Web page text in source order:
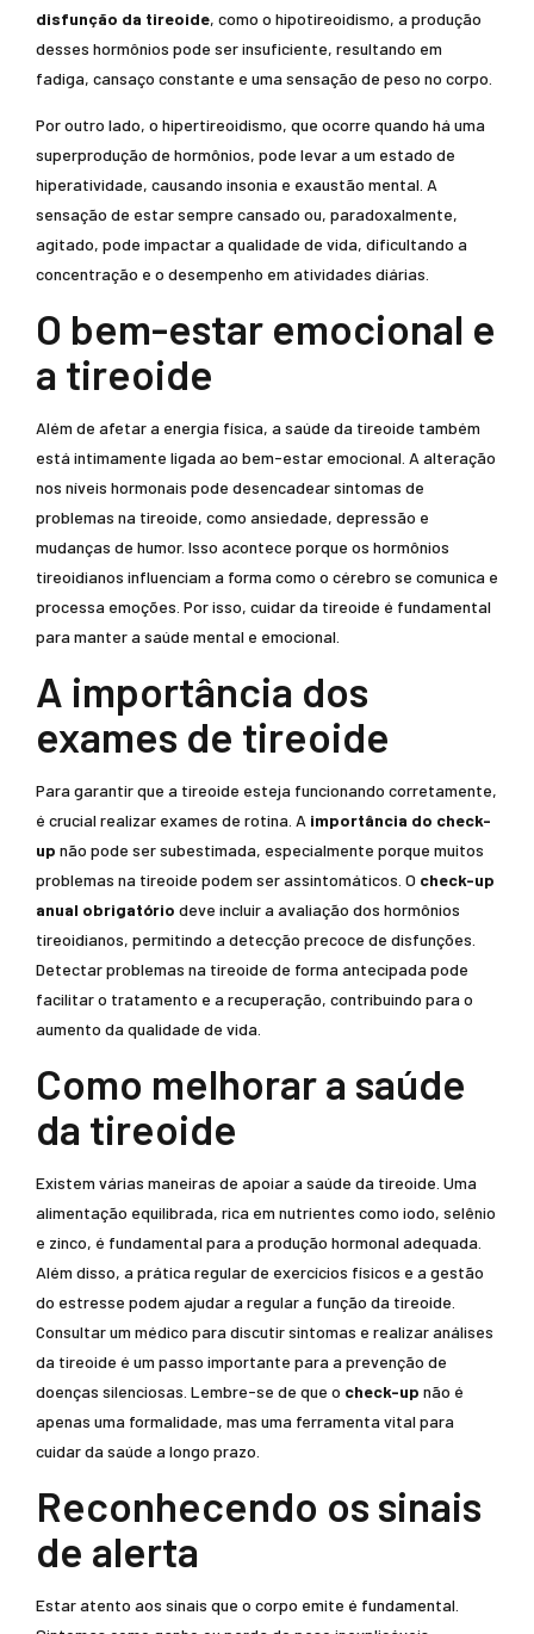
disfunção da tireoide, como o hipotireoidismo, a produção
desses hormônios pode ser insuficiente, resultando em
fadiga, cansaço constante e uma sensação de peso no corpo.
Por outro lado, o hipertireoidismo, que ocorre quando há uma
superprodução de hormônios, pode levar a um estado de
hiperatividade, causando insonia e exaustão mental. A
sensação de estar sempre cansado ou, paradoxalmente,
agitado, pode impactar a qualidade de vida, dificultando a
concentração e o desempenho em atividades diárias.
O bem-estar emocional e
a tireoide
Além de afetar a energia física, a saúde da tireoide também
está intimamente ligada ao bem-estar emocional. A alteração
nos níveis hormonais pode desencadear sintomas de
problemas na tireoide, como ansiedade, depressão e
mudanças de humor. Isso acontece porque os hormônios
tireoidianos influenciam a forma como o cérebro se comunica e
processa emoções. Por isso, cuidar da tireoide é fundamental
para manter a saúde mental e emocional.
A importância dos
exames de tireoide
Para garantir que a tireoide esteja funcionando corretamente,
é crucial realizar exames de rotina. A importância do check-
up não pode ser subestimada, especialmente porque muitos
problemas na tireoide podem ser assintomáticos. O check-up
anual obrigatório deve incluir a avaliação dos hormônios
tireoidianos, permitindo a detecção precoce de disfunções.
Detectar problemas na tireoide de forma antecipada pode
facilitar o tratamento e a recuperação, contribuindo para o
aumento da qualidade de vida.
Como melhorar a saúde
da tireoide
Existem várias maneiras de apoiar a saúde da tireoide. Uma
alimentação equilibrada, rica em nutrientes como iodo, selênio
e zinco, é fundamental para a produção hormonal adequada.
Além disso, a prática regular de exercícios físicos e a gestão
do estresse podem ajudar a regular a função da tireoide.
Consultar um médico para discutir sintomas e realizar análises
da tireoide é um passo importante para a prevenção de
doenças silenciosas. Lembre-se de que o check-up não é
apenas uma formalidade, mas uma ferramenta vital para
cuidar da saúde a longo prazo.
Reconhecendo os sinais
de alerta
Estar atento aos sinais que o corpo emite é fundamental.